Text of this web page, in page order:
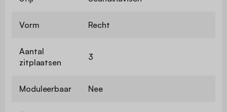
Vorm Recht
Aantal
zitplaatsen
3
Moduleerbaar Nee